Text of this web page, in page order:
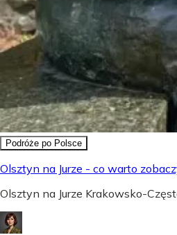
Podróże po Polsce
Olsztyn na Jurze - co warto
Olsztyn na Jurze Krakowsko-